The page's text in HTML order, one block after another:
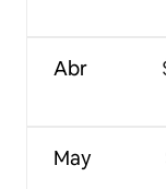
Abr
May